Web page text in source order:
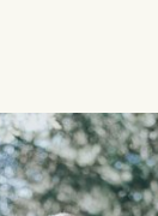
Blog